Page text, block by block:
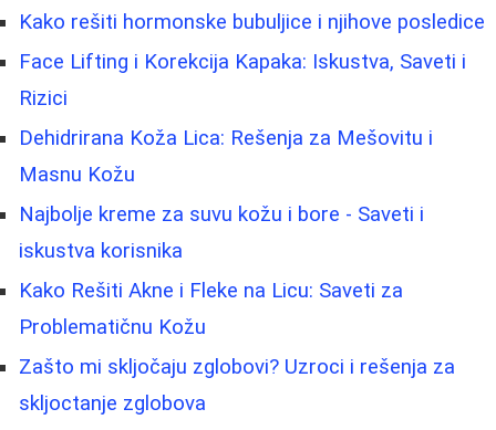
Kako rešiti hormonske bubuljice i njihove posledice
Face Lifting i Korekcija Kapaka: Iskustva, Saveti i
Rizici
Dehidrirana Koža Lica: Rešenja za Mešovitu i
Masnu Kožu
Najbolje kreme za suvu kožu i bore - Saveti i
iskustva korisnika
Kako Rešiti Akne i Fleke na Licu: Saveti za
Problematičnu Kožu
Zašto mi skljočaju zglobovi? Uzroci i rešenja za
skljoctanje zglobova